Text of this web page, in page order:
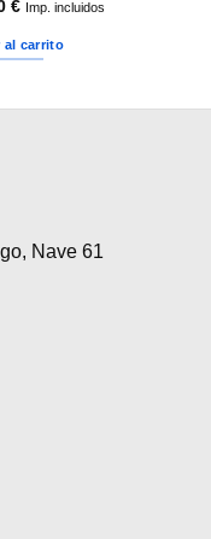
€ Imp. incluidos
al carrito
Nave 61